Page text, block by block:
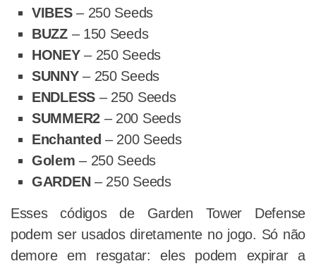
VIBES– 250 Seeds
BUZZ– 150 Seeds
HONEY– 250 Seeds
SUNNY– 250 Seeds
ENDLESS– 250 Seeds
SUMMER2– 200 Seeds
Enchanted – 200 Seeds
Golem – 250 Seeds
GARDEN – 250 Seeds
Esses códigos de Garden Tower Defense
podem ser usados diretamente no jogo. Só não
demore em resgatar: eles podem expirar a